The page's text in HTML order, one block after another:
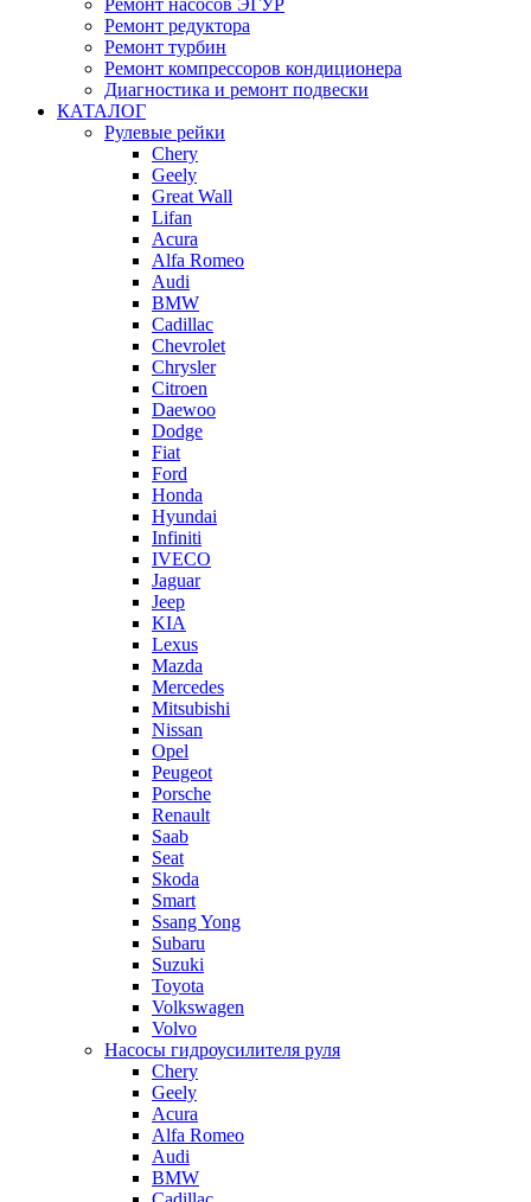
Ремонт насосов ЭГУР
Ремонт редуктора
Ремонт турбин
Ремонт компрессоров кондиционера
Диагностика и ремонт подвески
КАТАЛОГ
Рулевые рейки
Chery
Geely
Great Wall
Lifan
Acura
Alfa Romeo
Audi
BMW
Cadillac
Chevrolet
Chrysler
Citroen
Daewoo
Dodge
Fiat
Ford
Honda
Hyundai
Infiniti
IVECO
Jaguar
Jeep
KIA
Lexus
Mazda
Mercedes
Mitsubishi
Nissan
Opel
Peugeot
Porsche
Renault
Saab
Seat
Skoda
Smart
Ssang Yong
Subaru
Suzuki
Toyota
Volkswagen
Volvo
Насосы гидроусилителя руля
Chery
Geely
Acura
Alfa Romeo
Audi
BMW